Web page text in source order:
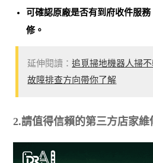
可確認原廠是否有到府收件服
修。
延伸閱讀：追覓掃地機器人掃
故障排查方向帶你了解
2.請值得信賴的第三方店家維